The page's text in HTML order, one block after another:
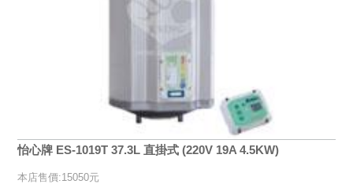
怡心牌 ES-1019T 37.3L 直掛式 (220V 19A 4.5KW)
本店售價:15050元